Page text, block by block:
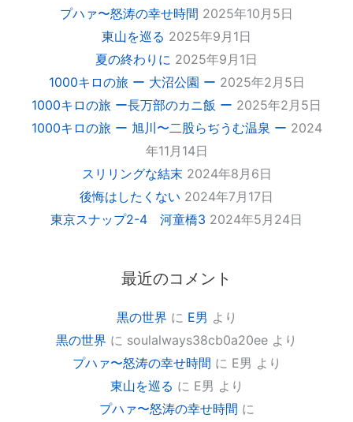
プハァ〜怒涛の幸せ時間 2025年10月5日
東山を巡る 2025年9月1日
夏の終わりに 2025年9月1日
1000キロの旅 ー 大沼公園 ー 2025年2月5日
1000キロの旅 ー長万部のカニ飯 ー 2025年2月5日
1000キロの旅 ー 旭川〜二股らぢうむ温泉 ー 2024
年11月14日
スリリングな結末 2024年8月6日
後悔はしたくない 2024年7月17日
東京スナップ2-4 河童橋3 2024年5月24日
最近のコメント
黒の世界 に E男 より
黒の世界 に soulalways38cb0a20ee より
プハァ〜怒涛の幸せ時間 に E男 より
東山を巡る に E男 より
プハァ〜怒涛の幸せ時間 に